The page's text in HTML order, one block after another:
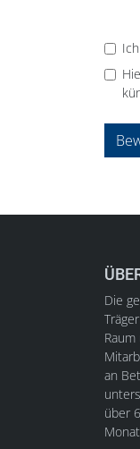
Die
an
über